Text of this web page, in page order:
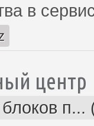
в
центр